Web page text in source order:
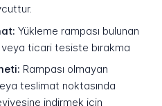
Yükleme rampası bulunan
veya ticari tesiste bırakma
Rampası olmayan
teslimat noktasında
indirmek için